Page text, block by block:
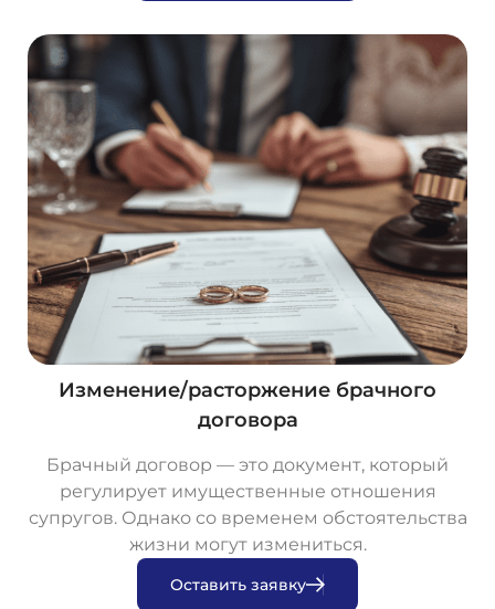
Изменение/расторжение брачного
договора
Брачный договор — это документ, который
регулирует имущественные отношения
супругов. Однако со временем обстоятельства
жизни могут измениться.
Оставить заявку